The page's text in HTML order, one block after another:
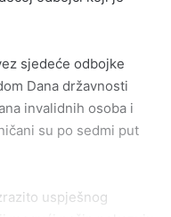
sjedeće odbojke
Dana državnosti
invalidnih osoba i
su po sedmi put
uspješnog